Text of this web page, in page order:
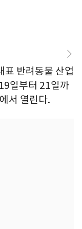
표 반려동물 산업
일부터 21일까
서 열린다.